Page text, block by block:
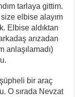
tarlaya gittim.
elbise alayım
Elbise aldıktan
arızadan
anlaşılamadı)
bir araç
O sırada Nevzat